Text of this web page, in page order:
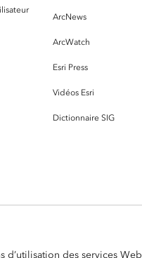
ArcNews
ArcWatch
Esri Press
Vidéos Esri
Dictionnaire SIG
d’utilisation des services Web